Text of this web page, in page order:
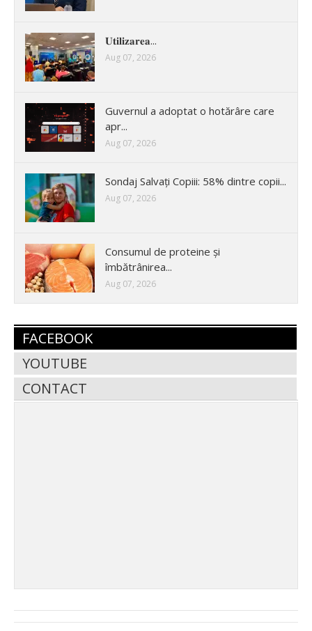
𝐔𝐭𝐢𝐥𝐢𝐳𝐚𝐫𝐞𝐚...
Aug 07, 2026
Guvernul a adoptat o hotărâre care
apr...
Aug 07, 2026
Sondaj Salvați Copiii: 58% dintre copii...
Aug 07, 2026
Consumul de proteine și
îmbătrânirea...
Aug 07, 2026
FACEBOOK
YOUTUBE
CONTACT